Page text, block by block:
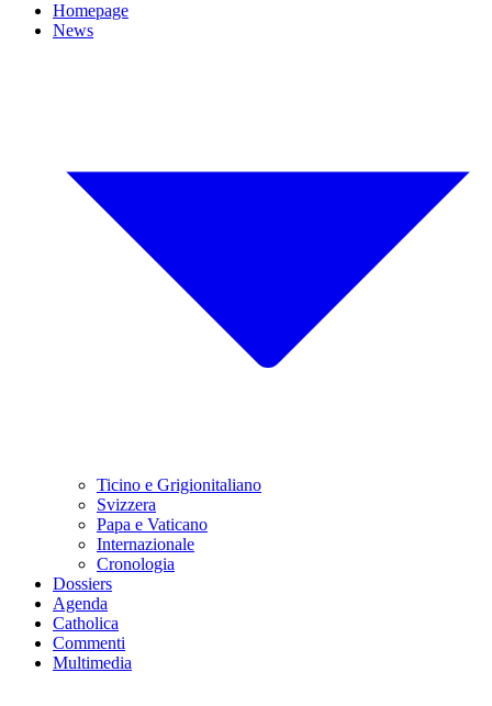
Homepage
News
Ticino e Grigionitaliano
Svizzera
Papa e Vaticano
Internazionale
Cronologia
Dossiers
Agenda
Catholica
Commenti
Multimedia